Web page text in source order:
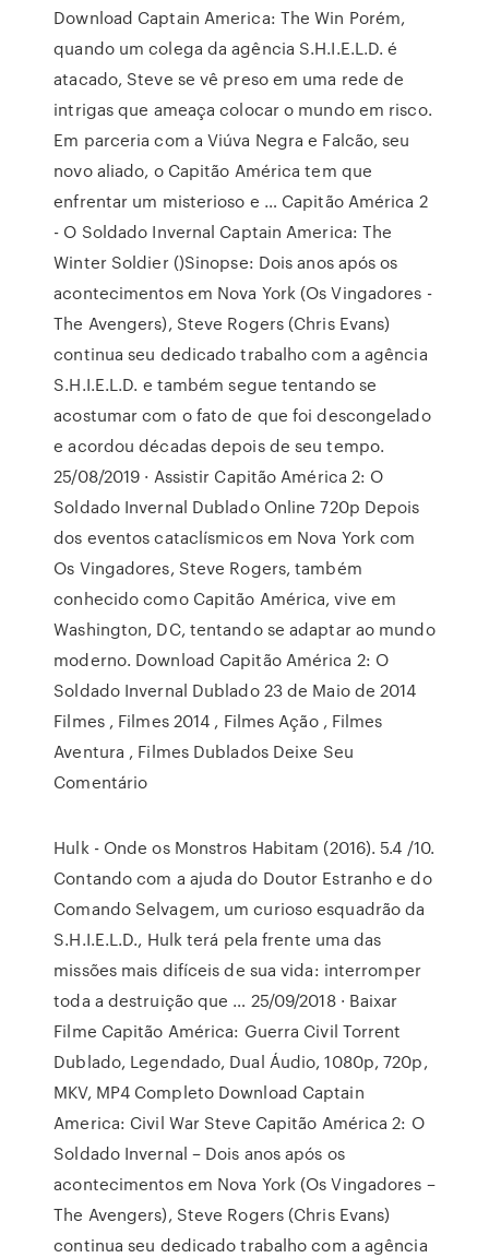
Download Captain America: The Win Porém,
quando um colega da agência S.H.I.E.L.D. é
atacado, Steve se vê preso em uma rede de
intrigas que ameaça colocar o mundo em risco.
Em parceria com a Viúva Negra e Falcão, seu
novo aliado, o Capitão América tem que
enfrentar um misterioso e … Capitão América 2
- O Soldado Invernal Captain America: The
Winter Soldier ()Sinopse: Dois anos após os
acontecimentos em Nova York (Os Vingadores -
The Avengers), Steve Rogers (Chris Evans)
continua seu dedicado trabalho com a agência
S.H.I.E.L.D. e também segue tentando se
acostumar com o fato de que foi descongelado
e acordou décadas depois de seu tempo.
25/08/2019 · Assistir Capitão América 2: O
Soldado Invernal Dublado Online 720p Depois
dos eventos cataclísmicos em Nova York com
Os Vingadores, Steve Rogers, também
conhecido como Capitão América, vive em
Washington, DC, tentando se adaptar ao mundo
moderno. Download Capitão América 2: O
Soldado Invernal Dublado 23 de Maio de 2014
Filmes , Filmes 2014 , Filmes Ação , Filmes
Aventura , Filmes Dublados Deixe Seu
Comentário
Hulk - Onde os Monstros Habitam (2016). 5.4 /10.
Contando com a ajuda do Doutor Estranho e do
Comando Selvagem, um curioso esquadrão da
S.H.I.E.L.D., Hulk terá pela frente uma das
missões mais difíceis de sua vida: interromper
toda a destruição que … 25/09/2018 · Baixar
Filme Capitão América: Guerra Civil Torrent
Dublado, Legendado, Dual Áudio, 1080p, 720p,
MKV, MP4 Completo Download Captain
America: Civil War Steve Capitão América 2: O
Soldado Invernal – Dois anos após os
acontecimentos em Nova York (Os Vingadores –
The Avengers), Steve Rogers (Chris Evans)
continua seu dedicado trabalho com a agência